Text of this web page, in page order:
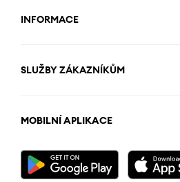
INFORMACE
SLUŽBY ZÁKAZNÍKŮM
MOBILNÍ APLIKACE